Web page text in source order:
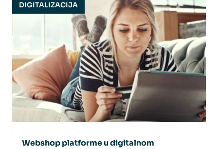
DIGITALIZACIJA
Webshop platforme u digitalnom